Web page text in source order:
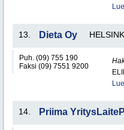
13. Dieta Oy
Puh. (09) 755 190
Faksi (09) 7551 9200
14. Priima